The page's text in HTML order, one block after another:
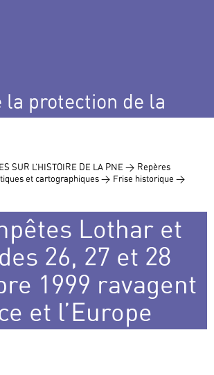
la protection de la
SUR L’HISTOIRE DE LA PNE > Repères
et cartographiques > Frise historique >
Lothar et
26, 27 et 28
1999 ravagent
et l’Europe